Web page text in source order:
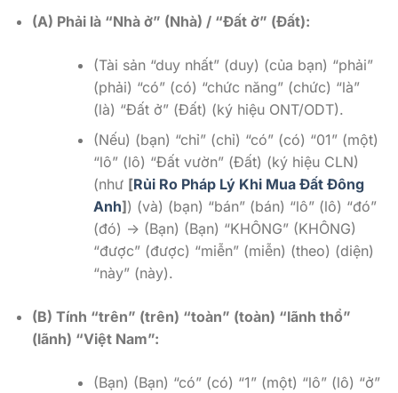
(A) Phải là “Nhà ở” (Nhà) / “Đất ở” (Đất):
(Tài sản “duy nhất” (duy) (của bạn) “phải”
(phải) “có” (có) “chức năng” (chức) “là”
(là) “Đất ở” (Đất) (ký hiệu ONT/ODT).
(Nếu) (bạn) “chỉ” (chỉ) “có” (có) “01” (một)
“lô” (lô) “Đất vườn” (Đất) (ký hiệu CLN)
(như [Rủi Ro Pháp Lý Khi Mua Đất Đông
Anh]) (và) (bạn) “bán” (bán) “lô” (lô) “đó”
(đó) -> (Bạn) (Bạn) “KHÔNG” (KHÔNG)
“được” (được) “miễn” (miễn) (theo) (diện)
“này” (này).
(B) Tính “trên” (trên) “toàn” (toàn) “lãnh thổ”
(lãnh) “Việt Nam”:
(Bạn) (Bạn) “có” (có) “1” (một) “lô” (lô) “ở”